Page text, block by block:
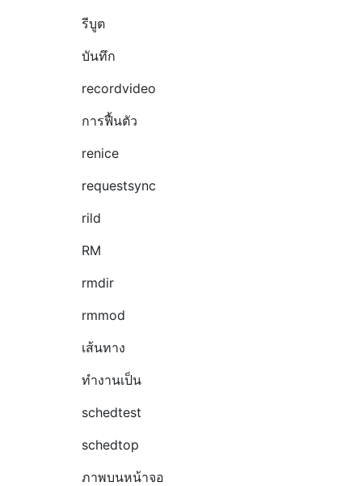
รีบูต
บันทึก
recordvideo
การฟื้นตัว
renice
requestsync
rild
RM
rmdir
rmmod
เส้นทาง
ทำงานเป็น
schedtest
schedtop
ภาพบนหน้าจอ